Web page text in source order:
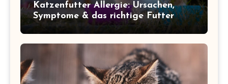
Katzenfutter Allergie: Ursachen,
Symptome & das richtige Futter